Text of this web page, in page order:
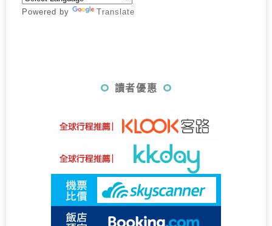
Powered by Translate
讀者優惠